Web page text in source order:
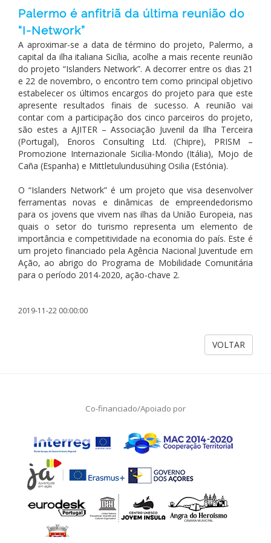
Palermo é anfitriã da última reunião do
“I-Network”
A aproximar-se a data de término do projeto, Palermo, a
capital da ilha italiana Sicília, acolhe a mais recente reunião
do projeto “Islanders Network”. A decorrer entre os dias 21
e 22 de novembro, o encontro tem como principal objetivo
estabelecer os últimos encargos do projeto para que este
apresente resultados finais de sucesso. A reunião vai
contar com a participação dos cinco parceiros do projeto,
são estes a AJITER – Associação Juvenil da Ilha Terceira
(Portugal), Enoros Consulting Ltd. (Chipre), PRISM –
Promozione Internazionale Sicilia-Mondo (Itália), Mojo de
Caña (Espanha) e Mittletulundusühing Osilia (Estónia).
O “Islanders Network” é um projeto que visa desenvolver
ferramentas novas e dinâmicas de empreendedorismo
para os jovens que vivem nas ilhas da União Europeia, nas
quais o setor do turismo representa um elemento de
importância e competitividade na economia do país. Este é
um projeto financiado pela Agência Nacional Juventude em
Ação, ao abrigo do Programa de Mobilidade Comunitária
para o período 2014-2020, ação-chave 2.
2019-11-22 00:00:00
VOLTAR
Co-financiado/Apoiado por